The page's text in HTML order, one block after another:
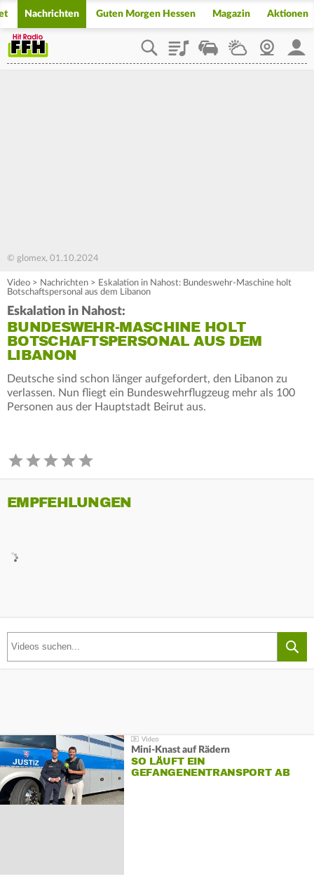
Nachrichten Guten Morgen Hessen Magazin Aktionen
PlaylistStaupilotWetterWebcam
© glomex, 01.10.2024
Video > Nachrichten > Eskalation in Nahost: Bundeswehr-Maschine holt
Botschaftspersonal aus dem Libanon
Eskalation in Nahost:
BUNDESWEHR-MASCHINE HOLT
BOTSCHAFTSPERSONAL AUS DEM
LIBANON
Deutsche sind schon länger aufgefordert, den Libanon zu
verlassen. Nun fliegt ein Bundeswehrflugzeug mehr als 100
Personen aus der Hauptstadt Beirut aus.
EMPFEHLUNGEN
Mini-Knast auf Rädern
SO LÄUFT EIN
GEFANGENENTRANSPORT AB